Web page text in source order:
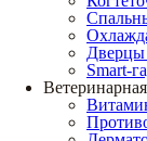
Дверцы
Smart-